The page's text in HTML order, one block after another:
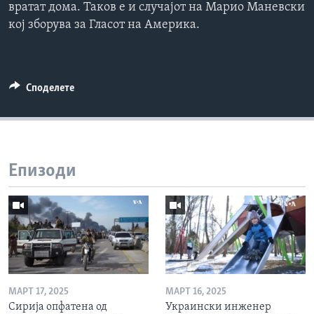
вратат дома. Таков е и случајот на Марио Маневски
кој зборува за Гласот на Америка.
Споделете
Епизоди
МАРТ 17, 2025
Сирија опфатена од
МАРТ 16, 2025
Украински инженер